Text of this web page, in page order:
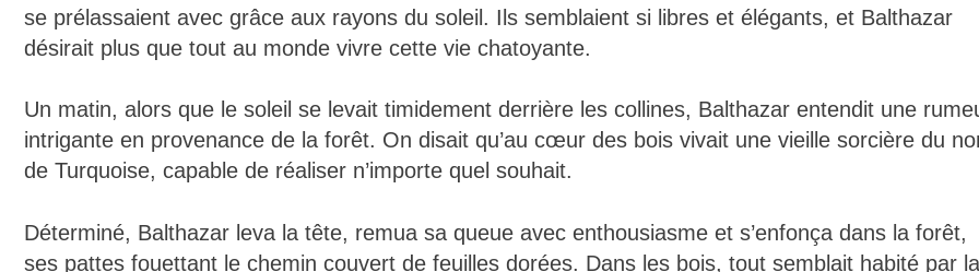
se prélassaient avec grâce aux rayons du soleil. Ils semblaient si libres et élégants, et Balthazar
désirait plus que tout au monde vivre cette vie chatoyante.
Un matin, alors que le soleil se levait timidement derrière les collines, Balthazar entendit une
intrigante en provenance de la forêt. On disait qu’au cœur des bois vivait une vieille sorcière du
de Turquoise, capable de réaliser n’importe quel souhait.
Déterminé, Balthazar leva la tête, remua sa queue avec enthousiasme et s’enfonça dans la forêt,
ses pattes fouettant le chemin couvert de feuilles dorées. Dans les bois, tout semblait habité par la